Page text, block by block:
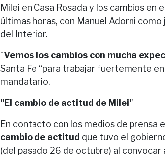
Milei en Casa Rosada y los cambios en
últimas horas, con Manuel Adorni
del Interior.
“Vemos los cambios con mucha
Santa Fe “para trabajar fuertemente
mandatario.
"El cambio de actitud de Milei"
En contacto con los medios de prensa
cambio de actitud que tuvo el
(del pasado 26 de octubre) al